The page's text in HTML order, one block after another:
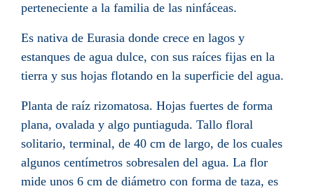
perteneciente a la familia de las ninfáceas.
Es nativa de Eurasia donde crece en lagos y
estanques de agua dulce, con sus raíces fijas en la
tierra y sus hojas flotando en la superficie del agua.
Planta de raíz rizomatosa. Hojas fuertes de forma
plana, ovalada y algo puntiaguda. Tallo floral
solitario, terminal, de 40 cm de largo, de los cuales
algunos centímetros sobresalen del agua. La flor
mide unos 6 cm de diámetro con forma de taza, es